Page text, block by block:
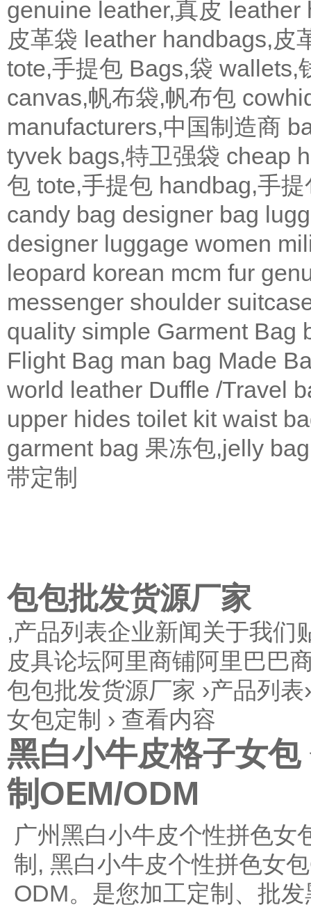
genuine leather,真皮 leather
皮革袋 leather handbags,皮
tote,手提包 Bags,袋 wallets,
canvas,帆布袋,帆布包
manufacturers,中国制造商
tyvek bags,特卫强袋 cheap
包 tote,手提包 handbag,手提
candy bag designer bag
designer luggage women
leopard korean mcm fur
messenger shoulder
quality simple Garment Bag
Flight Bag man bag Made
world leather Duffle /Travel
upper hides toilet kit waist
garment bag 果冻包,jelly bag
带定制
包包批发货源厂家
,产品列表企业新闻关于我们
皮具论坛阿里商铺阿里巴巴
包包批发货源厂家 ›产品列表›
女包定制 › 查看内容
黑白小牛皮格子女
制OEM/ODM
广州黑白小牛皮个性拼色女
制, 黑白小牛皮个性拼色女
ODM。是您加工定制、批